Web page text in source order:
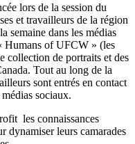
lors de la session du
et travailleurs de la région
semaine dans les médias
Humans of UFCW » (les
collection de portraits et des
Tout au long de la
sont entrés en contact
sociaux.
les connaissances
dynamiser leurs camarades